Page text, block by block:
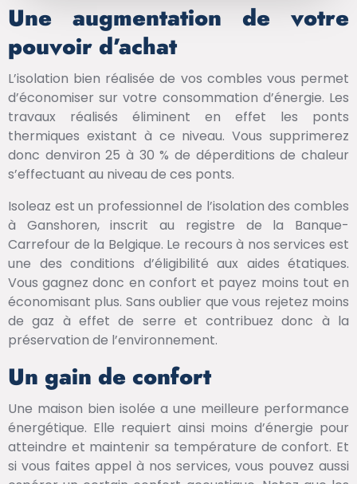
Une augmentation de votre
pouvoir d’achat
L’isolation bien réalisée de vos combles vous permet
d’économiser sur votre consommation d’énergie. Les
travaux réalisés éliminent en effet les ponts
thermiques existant à ce niveau. Vous supprimerez
donc denviron 25 à 30 % de déperditions de chaleur
s’effectuant au niveau de ces ponts.
Isoleaz est un professionnel de l’isolation des combles
à Ganshoren, inscrit au registre de la Banque-
Carrefour de la Belgique. Le recours à nos services est
une des conditions d’éligibilité aux aides étatiques.
Vous gagnez donc en confort et payez moins tout en
économisant plus. Sans oublier que vous rejetez moins
de gaz à effet de serre et contribuez donc à la
préservation de l’environnement.
Un gain de confort
Une maison bien isolée a une meilleure performance
énergétique. Elle requiert ainsi moins d’énergie pour
atteindre et maintenir sa température de confort. Et
si vous faites appel à nos services, vous pouvez aussi